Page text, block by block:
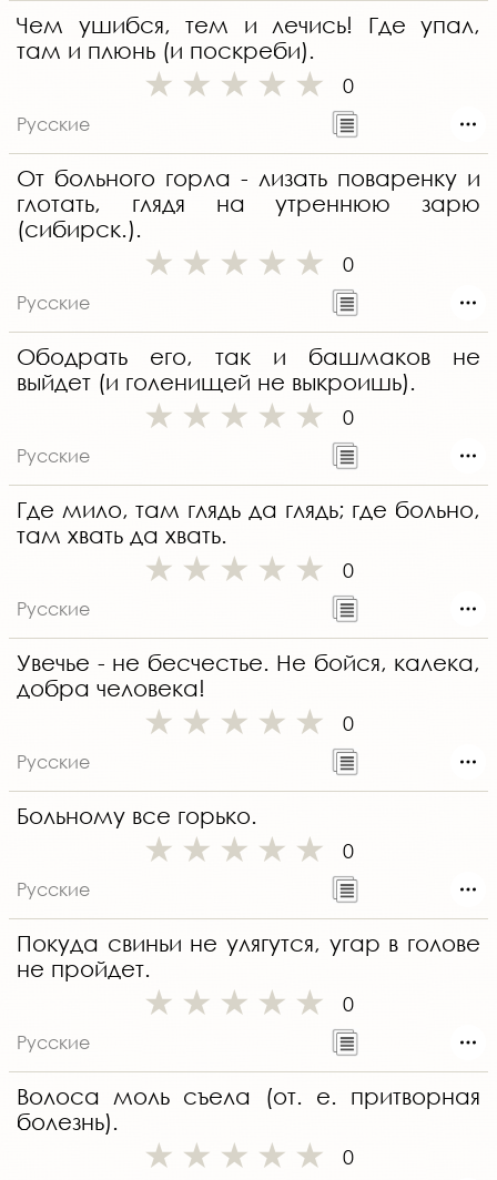
Чем ушибся, тем и лечись! Где упал,
там и плюнь (и поскреби).
0
Русские
От больного горла - лизать поваренку и
глотать, глядя на утреннюю зарю
(сибирск.).
0
Русские
Ободрать его, так и башмаков не
выйдет (и голенищей не выкроишь).
0
Русские
Где мило, там глядь да глядь; где больно,
там хвать да хвать.
0
Русские
Увечье - не бесчестье. Не бойся, калека,
добра человека!
0
Русские
Больному все горько.
0
Русские
Покуда свиньи не улягутся, угар в голове
не пройдет.
0
Русские
Волоса моль съела (от. е. притворная
болезнь).
0